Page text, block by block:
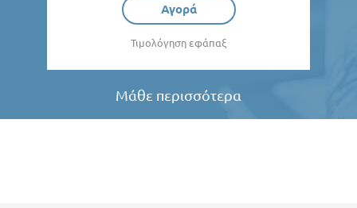
Αγορά
Τιμολόγηση εφάπαξ
Μάθε περισσότερα